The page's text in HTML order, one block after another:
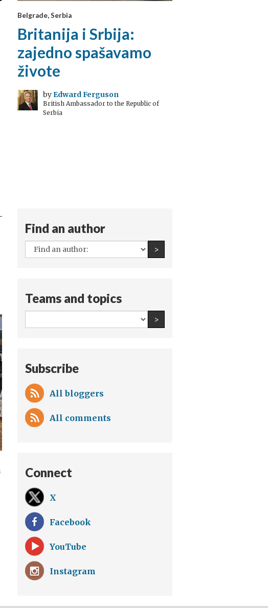
Belgrade, Serbia
Britanija i Srbija:
zajedno spašavamo
živote
by Edward Ferguson
British Ambassador to the Republic of
Serbia
Find an author
All
authors:
>Find an author
Teams and topics
All
teams
>Find an author
Subscribe
All bloggers
All comments
Connect
X
Facebook
YouTube
Instagram